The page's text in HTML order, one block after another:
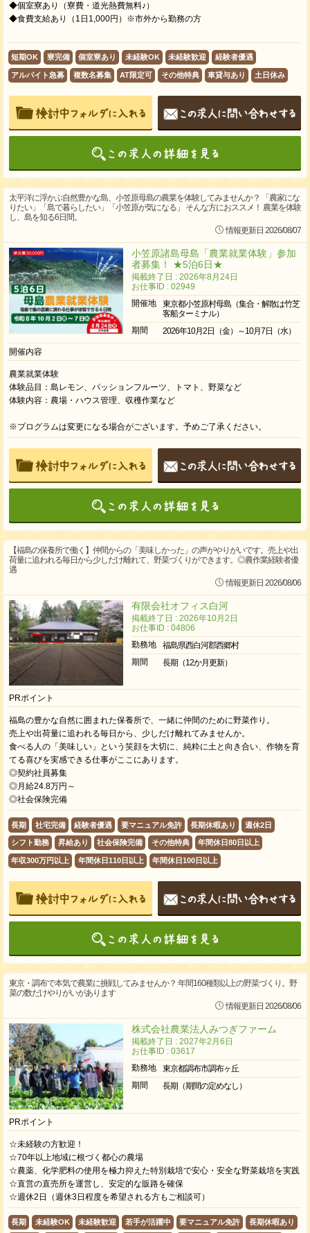
◆個室寮あり（寮費・道光熱費無料♪）
◆食費支給あり（1日1,000円）※市外から勤務の方
短期OK 寮完備 個室寮あり 未経験OK 未経験歓迎 経験者優遇
アルバイト急募 複数名募集 AT限定可 その他特典 車貸与あり 土日休み
太平洋に浮かぶ自然豊かな島、小笠原母島の農業を体験してみませんか？ 「農家にな
りたい」「島で暮らしたい」「小笠原が気になる」 そんな方におススメ！ 農業を体験
し、島を知る6日間。
情報更新日 2026/08/07
小笠原諸島母島「農業就業体験」参加
者募集！ ★5泊6日★
掲載終了日 : 2026年8月24日
お仕事ID : 02949
開催地
東京都小笠原村母島（集合・解散は竹芝
客船ターミナル）
期間
2026年10月2日（金）～10月7日（水）
開催内容
農業就業体験
体験品目：島レモン、パッションフルーツ、トマト、野菜など
体験内容：農場・ハウス管理、収穫作業など
※プログラムは変更になる場合がございます。予めご了承ください。
【福島の保養所で働く】仲間からの「美味しかった」の声がやりがいです。売上や出
荷量に追われる毎日から少しだけ離れて、野菜づくりができます。◎農作業経験者優
遇
情報更新日 2026/08/06
有限会社オフィス白河
掲載終了日 : 2026年10月2日
お仕事ID : 04806
勤務地
福島県西白河郡西郷村
期間
長期（12か月更新）
PRポイント
福島の豊かな自然に囲まれた保養所で、一緒に仲間のために野菜作り。
売上や出荷量に追われる毎日から、少しだけ離れてみませんか。
食べる人の「美味しい」という笑顔を大切に、純粋に土と向き合い、作物を育
てる喜びを実感できる仕事がここにあります。
◎契約社員募集
◎月給24.8万円～
◎社会保険完備
長期 社宅完備 経験者優遇 要マニュアル免許 長期休暇あり 週休2日
シフト勤務 昇給あり 社会保険完備 その他特典 年間休日80日以上
年収300万円以上 年間休日110日以上 年間休日100日以上
東京・調布で本気で農業に挑戦してみませんか？ 年間160種類以上の野菜づくり。野
菜の数だけやりがいがあります
情報更新日 2026/08/06
株式会社農業法人みつぎファーム
掲載終了日 : 2027年2月6日
お仕事ID : 03617
勤務地
東京都調布市調布ヶ丘
期間
長期（期間の定めなし）
PRポイント
☆未経験の方歓迎！
☆70年以上地域に根づく都心の農場
☆農薬、化学肥料の使用を極力抑えた特別栽培で安心・安全な野菜栽培を実践
☆直営の直売所を運営し、安定的な販路を確保
☆週休2日（週休3日程度を希望される方もご相談可）
長期 未経験OK 未経験歓迎 若手が活躍中 要マニュアル免許 長期休暇あり